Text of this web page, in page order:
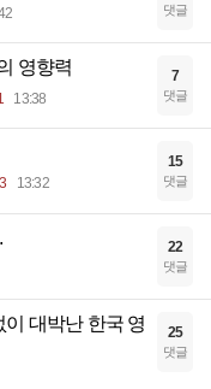
댓글
영향력
13:38
7
댓글
13:32
15
댓글
22
댓글
대박난 한국 영
25
댓글